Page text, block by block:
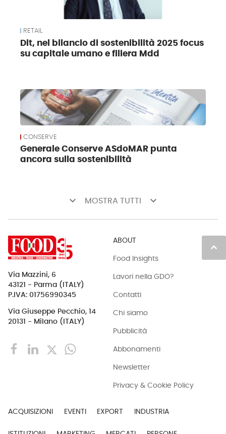
RETAIL
Dit, nel bilancio di sostenibilità 2025 focus
su capitale umano e filiera Mdd
CONSERVE
Generale Conserve ASdoMAR punta
ancora sulla sostenibilità
keyboard_arrow_down MOSTRA TUTTI keyboard_arrow_down
keyboard_arrow_up
Via Mazzini, 6
43121 - Parma (ITALY)
P.IVA: 01756990345
Via Giuseppe Pecchio, 14
20131 - Milano (ITALY)
ABOUT
Food Insights
Lavori nella GDO?
Contatti
Chi siamo
Pubblicità
Abbonamenti
Newsletter
Privacy & Cookie Policy
ACQUISIZIONI EVENTI EXPORT INDUSTRIA